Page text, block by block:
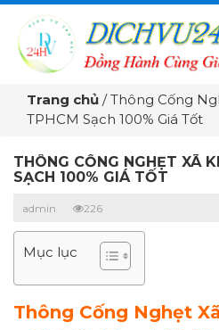
Trang chủ /Thông Cống
TPHCM Sạch 100% Giá Tốt
THÔNG CỐNG NGHẸT XÃ
SẠCH 100% GIÁ TỐT
admin 226
Mục lục
Thông Cống Nghẹt